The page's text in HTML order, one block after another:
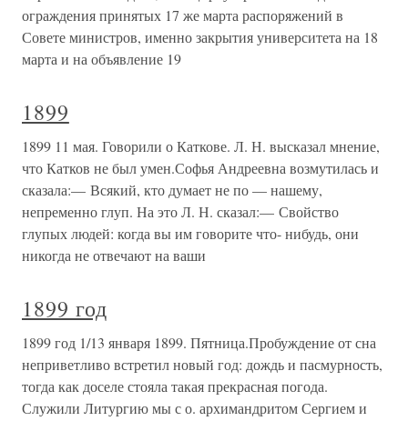
ограждения принятых 17 же марта распоряжений в
Совете министров, именно закрытия университета на 18
марта и на объявление 19
1899
1899 11 мая. Говорили о Каткове. Л. Н. высказал мнение,
что Катков не был умен.Софья Андреевна возмутилась и
сказала:— Всякий, кто думает не по — нашему,
непременно глуп. На это Л. Н. сказал:— Свойство
глупых людей: когда вы им говорите что- нибудь, они
никогда не отвечают на ваши
1899 год
1899 год 1/13 января 1899. Пятница.Пробуждение от сна
неприветливо встретил новый год: дождь и пасмурность,
тогда как доселе стояла такая прекрасная погода.
Служили Литургию мы с о. архимандритом Сергием и